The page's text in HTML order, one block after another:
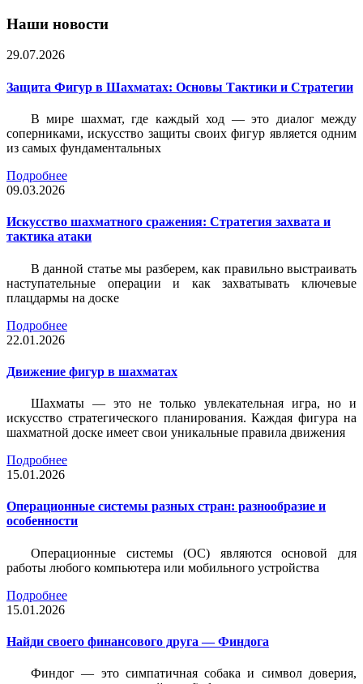
Наши новости
29.07.2026
Защита Фигур в Шахматах: Основы Тактики и Стратегии
В мире шахмат, где каждый ход — это диалог между
соперниками, искусство защиты своих фигур является одним
из самых фундаментальных
Подробнее
09.03.2026
Искусство шахматного сражения: Стратегия захвата и
тактика атаки
В данной статье мы разберем, как правильно выстраивать
наступательные операции и как захватывать ключевые
плацдармы на доске
Подробнее
22.01.2026
Движение фигур в шахматах
Шахматы — это не только увлекательная игра, но и
искусство стратегического планирования. Каждая фигура на
шахматной доске имеет свои уникальные правила движения
Подробнее
15.01.2026
Операционные системы разных стран: разнообразие и
особенности
Операционные системы (ОС) являются основой для
работы любого компьютера или мобильного устройства
Подробнее
15.01.2026
Найди своего финансового друга — Финдога
Финдог — это симпатичная собака и символ доверия,